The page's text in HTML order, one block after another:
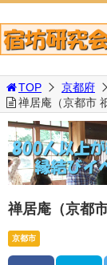
TOP 京都府
禅居庵（京都市
禅居庵（京都
京都市